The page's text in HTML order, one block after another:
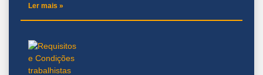
Ler mais »